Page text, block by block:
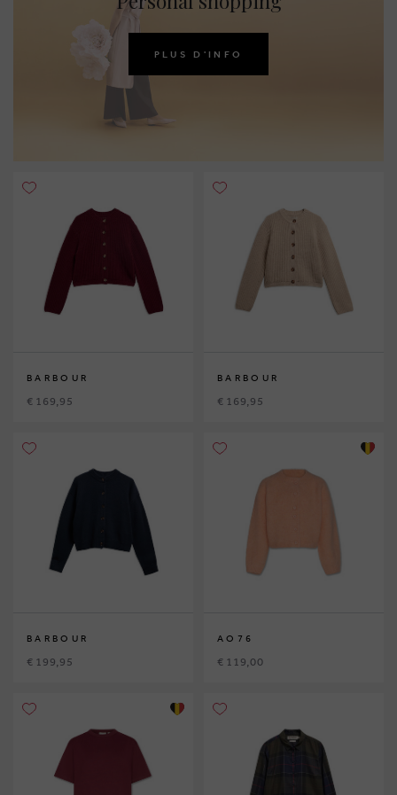
PLUS D'INFO
BARBOUR
€ 169,95
BARBOUR
€ 169,95
BARBOUR
€ 199,95
AO76
€ 119,00